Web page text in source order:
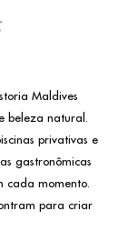
Maldives
beleza natural.
privativas e
gastronômicas
cada momento.
para criar